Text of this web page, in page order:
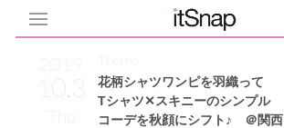
2019
10.3
Thu
花柄シャツワンピを羽織って
Tシャツ✕スキニーのシンプル
コーデを秋顔にシフト♪ ＠関西
Theme